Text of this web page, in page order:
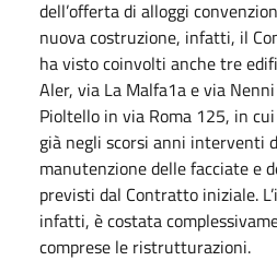
dell’offerta di alloggi
nuova costruzione, infatti, il
ha visto coinvolti anche tre
Aler, via La Malfa1a e via
Pioltello in via Roma 125, in
già negli scorsi anni interventi
manutenzione delle facciate e
previsti dal Contratto iniziale.
infatti, è costata
comprese le ristrutturazioni.